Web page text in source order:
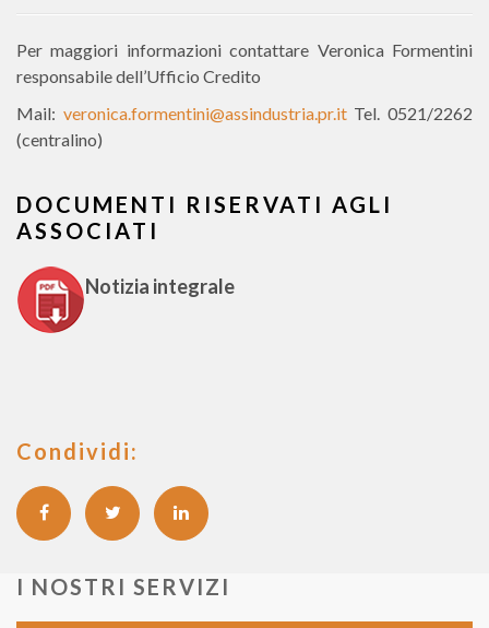
Per maggiori informazioni contattare Veronica Formentini
responsabile dell’Ufficio Credito
Mail: veronica.formentini@assindustria.pr.itTel. 0521/2262
(centralino)
DOCUMENTI RISERVATI AGLI
ASSOCIATI
Notizia integrale
Condividi:
I NOSTRI SERVIZI